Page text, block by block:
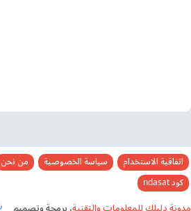
اتفاقية الاستخدام سياسة الخصوصية من نحن
كود ndasat